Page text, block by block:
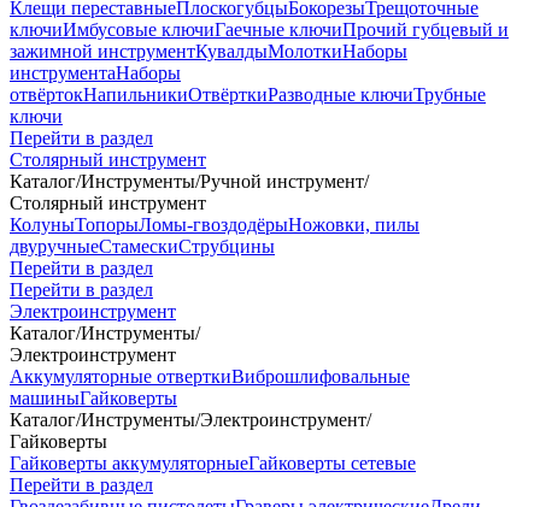
Клещи переставныеПлоскогубцыБокорезыТрещоточные
ключиИмбусовые ключиГаечные ключиПрочий губцевый и
зажимной инструментКувалдыМолоткиНаборы
инструментаНаборы
отвёртокНапильникиОтвёрткиРазводные ключиТрубные
ключи
Перейти в раздел
Столярный инструмент
Каталог/Инструменты/Ручной инструмент/
Столярный инструмент
КолуныТопорыЛомы-гвоздодёрыНожовки, пилы
двуручныеСтамескиСтрубцины
Перейти в раздел
Перейти в раздел
Электроинструмент
Каталог/Инструменты/
Электроинструмент
Аккумуляторные отверткиВиброшлифовальные
машиныГайковерты
Каталог/Инструменты/Электроинструмент/
Гайковерты
Гайковерты аккумуляторныеГайковерты сетевые
Перейти в раздел